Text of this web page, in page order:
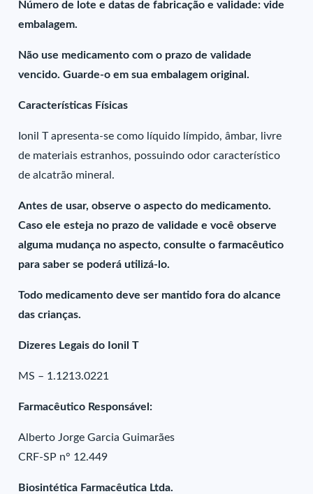
Número de lote e datas de fabricação e validade: vide
embalagem.
Não use medicamento com o prazo de validade
vencido. Guarde-o em sua embalagem original.
Características Físicas
Ionil T apresenta-se como líquido límpido, âmbar, livre
de materiais estranhos, possuindo odor característico
de alcatrão mineral.
Antes de usar, observe o aspecto do medicamento.
Caso ele esteja no prazo de validade e você observe
alguma mudança no aspecto, consulte o farmacêutico
para saber se poderá utilizá-lo.
Todo medicamento deve ser mantido fora do alcance
das crianças.
Dizeres Legais do Ionil T
MS – 1.1213.0221
Farmacêutico Responsável:
Alberto Jorge Garcia Guimarães
CRF-SP n° 12.449
Biosintética Farmacêutica Ltda.